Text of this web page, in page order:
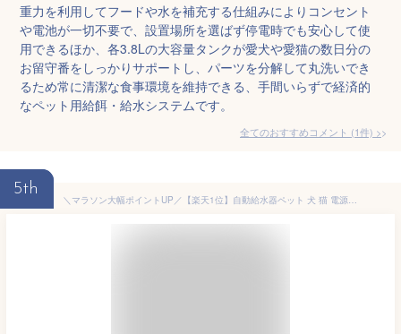
重力を利用してフードや水を補充する仕組みによりコンセント
や電池が一切不要で、設置場所を選ばず停電時でも安心して使
用できるほか、各3.8Lの大容量タンクが愛犬や愛猫の数日分の
お留守番をしっかりサポートし、パーツを分解して丸洗いでき
るため常に清潔な食事環境を維持できる、手間いらずで経済的
なペット用給餌・給水システムです。
全てのおすすめコメント (1件) >
5th
＼マラソン大幅ポイントUP／【楽天1位】自動給水器ペット 犬 猫 電源不要 給水器 500ml ウォーターディスペンサー 自動給水機 コードレス 猫給水機 自動水やり器 ネコ 水飲み 水やり 水 自動給水 猫水飲み機 ネコ水飲み器 ネコ給水器 ネコ給水機 猫用自動給水器